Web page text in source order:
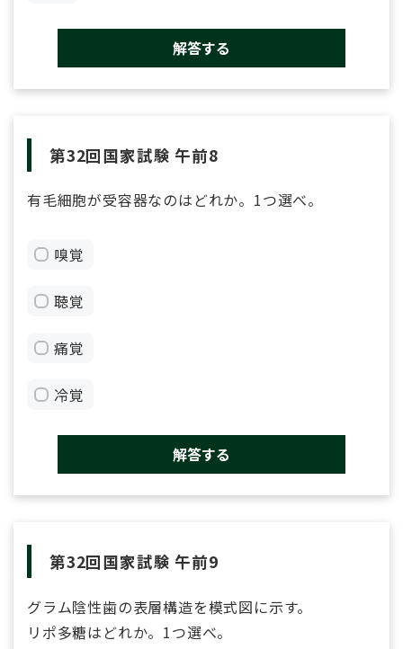
解答する
第32回国家試験 午前8
有毛細胞が受容器なのはどれか。1つ選べ。
嗅覚
聴覚
痛覚
冷覚
解答する
第32回国家試験 午前9
グラム陰性歯の表層構造を模式図に示す。
リポ多糖はどれか。1つ選べ。